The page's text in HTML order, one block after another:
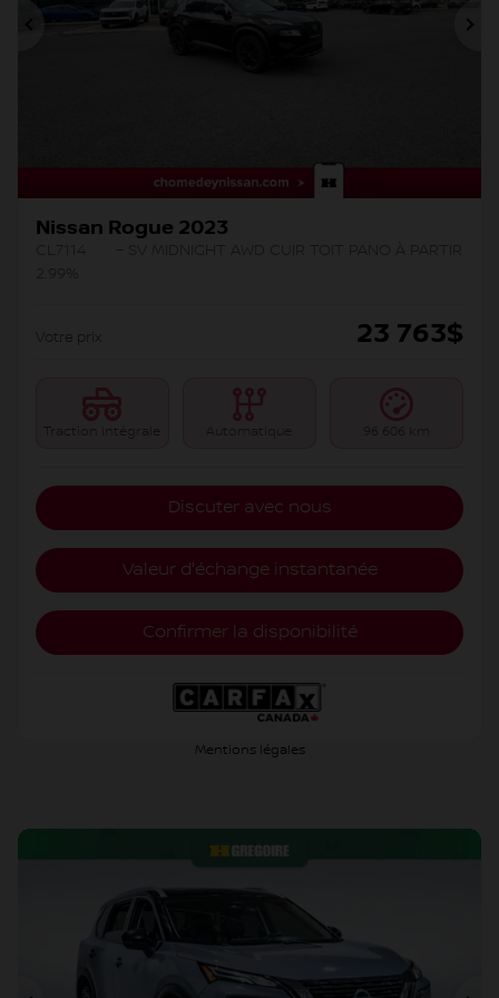
Nissan Rogue 2023
Votre prix 23 763$
Traction intégrale Automatique
Discuter avec nous
Valeur d'échange instantanée
Confirmer la disponibilité
Mentions légales